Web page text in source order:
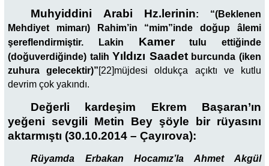
Muhyiddini Arabi Hz.lerinin: “(Beklenen
Mehdiyet mimarı) Rahim’in “mim”inde doğup âlemi
şereflendirmiştir. Lakin Kamer
tulu ettiğinde
(doğuverdiğinde) talih Yıldızı Saadet burcunda (iken
zuhura gelecektir)”[22]müjdesi oldukça açıktı ve kutlu
devrim çok yakındı.
Değerli kardeşim Ekrem Başaran’ın
yeğeni sevgili Metin Bey şöyle bir rüyasını
aktarmıştı (30.10.2014 – Çayırova):
Rüyamda Erbakan Hocamız’la Ahmet Akgül